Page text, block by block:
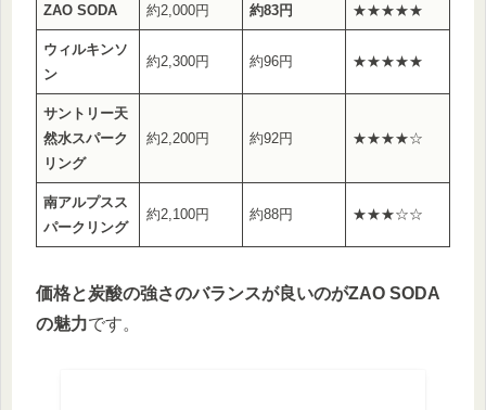
ZAO SODA 約2,000円 約83円 ★★★★★
ウィルキンソ
ン
約2,300円 約96円 ★★★★★
サントリー天
然水スパーク
リング
約2,200円 約92円 ★★★★☆
南アルプスス
パークリング
約2,100円 約88円 ★★★☆☆
価格と炭酸の強さのバランスが良いのがZAO SODA
の魅力です。